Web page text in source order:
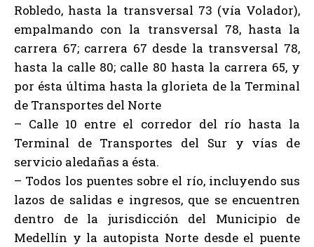
Robledo, hasta la transversal 73 (vía Volador),
empalmando con la transversal 78, hasta la
carrera 67; carrera 67 desde la transversal 78,
hasta la calle 80; calle 80 hasta la carrera 65, y
por ésta última hasta la glorieta de la Terminal
de Transportes del Norte
– Calle 10 entre el corredor del río hasta la
Terminal de Transportes del Sur y vías de
servicio aledañas a ésta.
– Todos los puentes sobre el río, incluyendo sus
lazos de salidas e ingresos, que se encuentren
dentro de la jurisdicción del Municipio de
Medellín y la autopista Norte desde el puente